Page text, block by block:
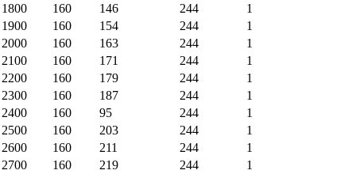
1800
160 146 244
1
1900
160 154 244
1
2000
160 163 244
1
2100
160 171 244
1
2200
160 179 244
1
2300
160 187 244
1
2400
160 95 244
1
2500
160 203 244
1
2600
160 211 244
1
2700
160 219 244
1